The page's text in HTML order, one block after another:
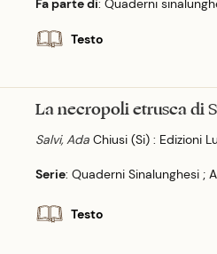
Testo
La necropoli etrusca di
Salvi, Ada Chiusi (Si) : Edizioni
Serie: Quaderni Sinalunghesi ;
Testo